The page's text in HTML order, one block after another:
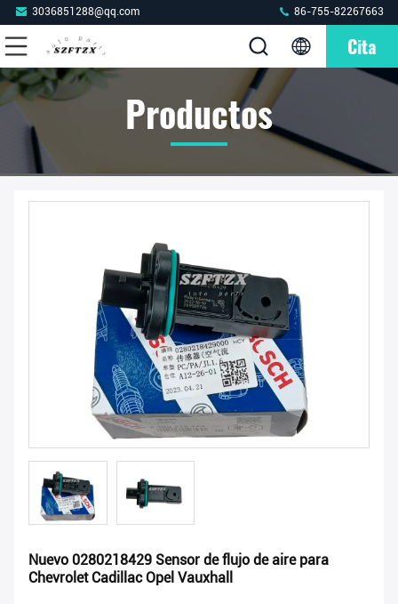
3036851288@qq.com 86-755-82267663
Cita
Productos
Nuevo 0280218429 Sensor de flujo de aire para
Chevrolet Cadillac Opel Vauxhall